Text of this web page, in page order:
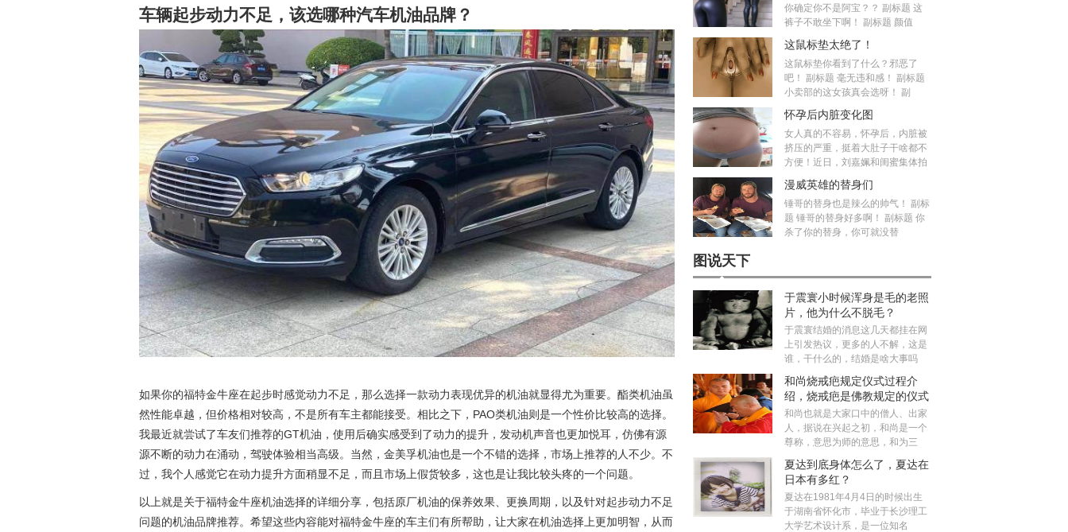
车辆起步动力不足，该选哪种汽车机油品牌？
如果你的福特金牛座在起步时感觉动力不足，那么选择一款动力表现优异的机油就显得尤为重要。酯类机油虽
然性能卓越，但价格相对较高，不是所有车主都能接受。相比之下，PAO类机油则是一个性价比较高的选择。
我最近就尝试了车友们推荐的GT机油，使用后确实感受到了动力的提升，发动机声音也更加悦耳，仿佛有源
源不断的动力在涌动，驾驶体验相当高级。当然，金美孚机油也是一个不错的选择，市场上推荐的人不少。不
过，我个人感觉它在动力提升方面稍显不足，而且市场上假货较多，这也是让我比较头疼的一个问题。
以上就是关于福特金牛座机油选择的详细分享，包括原厂机油的保养效果、更换周期，以及针对起步动力不足
问题的机油品牌推荐。希望这些内容能对福特金牛座的车主们有所帮助，让大家在机油选择上更加明智，从而
你确定你不是阿宝？？ 副标题 这
裤子不敢坐下啊！ 副标题 颜值
这鼠标垫太绝了！
这鼠标垫你看到了什么？邪恶了
吧！ 副标题 毫无违和感！ 副标题
小卖部的这女孩真会选呀！ 副
怀孕后内脏变化图
女人真的不容易，怀孕后，内脏被
挤压的严重，挺着大肚子干啥都不
方便！近日，刘嘉姵和闺蜜集体拍
漫威英雄的替身们
锤哥的替身也是辣么的帅气！ 副标
题 锤哥的替身好多啊！ 副标题 你
杀了你的替身，你可就没替
图说天下
于震寰小时候浑身是毛的老照
片，他为什么不脱毛？
于震寰结婚的消息这几天都挂在网
上引发热议，更多的人不解，这是
谁，干什么的，结婚是啥大事吗
和尚烧戒疤规定仪式过程介
绍，烧戒疤是佛教规定的仪式
吗？
和尚也就是大家口中的僧人、出家
人，据说在兴起之初，和尚是一个
尊称，意思为师的意思，和为三
夏达到底身体怎么了，夏达在
日本有多红？
夏达在1981年4月4日的时候出生
于湖南省怀化市，毕业于长沙理工
大学艺术设计系，是一位知名